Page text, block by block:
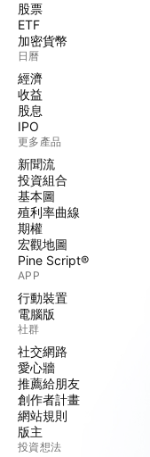
股票
ETF
加密貨幣
日曆
經濟
收益
股息
IPO
更多產品
新聞流
投資組合
基本圖
殖利率曲線
期權
宏觀地圖
Pine Script®
APP
行動裝置
電腦版
社群
社交網路
愛心牆
推薦給朋友
創作者計畫
網站規則
版主
投資想法